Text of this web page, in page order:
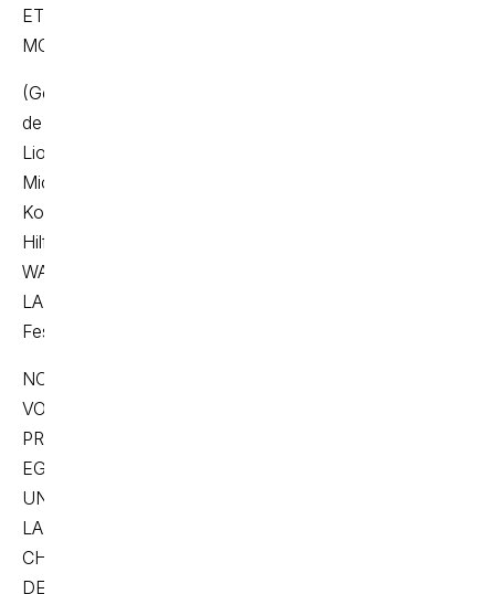
ET
MONTRES :
(Georgettes ;.Coeur
de
Lion;
Michael
Kors ;Fossil ;Diesel ;BOSS ;ARMANI ;Tommy
Hilfiger ;ICE
WATCH ;PIERRE
LANNIER ;Casio ;
Festina ;)
NOUS
VOUS
PROPOSONS
EGALEMENT
UN
LARGE
CHOIX
DE